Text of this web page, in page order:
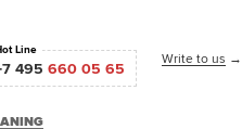
Line
495660 05 65
Write to us →